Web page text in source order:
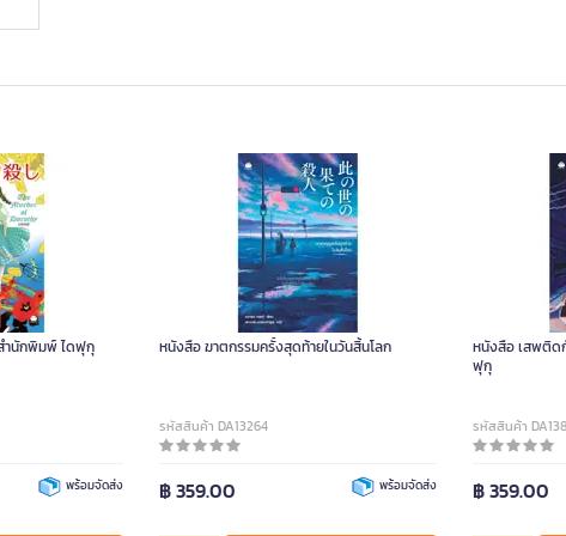
ำนักพิมพ์ ไดฟุกุ
พร้อมจัดส่ง
หนังสือ ฆาตกรรมครั้งสุดท้ายในวันสิ้นโลก
รหัสสินค้า DA13264
฿ 359.00 พร้อมจัดส่ง
หนังสือ เสพติด
ฟุกุ
รหัสสินค้า
฿ 359.00